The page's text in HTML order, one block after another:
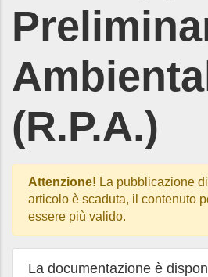
(R.P.A.)
Attenzione! La pubblicazione
articolo è scaduta, il contenuto
essere più valido.
La documentazione è